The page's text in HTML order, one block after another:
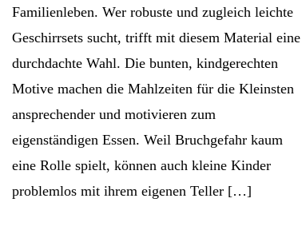
Familienleben. Wer robuste und zugleich leichte
Geschirrsets sucht, trifft mit diesem Material eine
durchdachte Wahl. Die bunten, kindgerechten
Motive machen die Mahlzeiten für die Kleinsten
ansprechender und motivieren zum
eigenständigen Essen. Weil Bruchgefahr kaum
eine Rolle spielt, können auch kleine Kinder
problemlos mit ihrem eigenen Teller […]